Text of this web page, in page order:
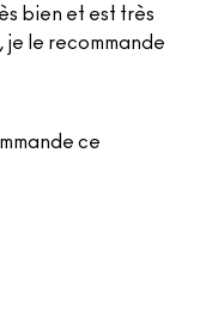
bien et est très
le recommande
ce